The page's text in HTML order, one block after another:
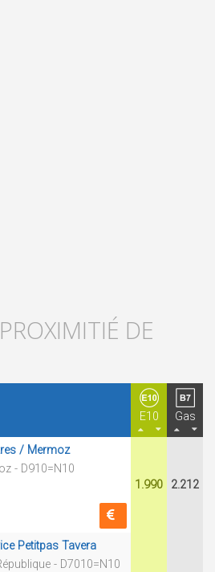
DE
E10 Gas
/ Mermoz
- D910=N10
1.990 2.212
Petitpas Tavera
- D7010=N10